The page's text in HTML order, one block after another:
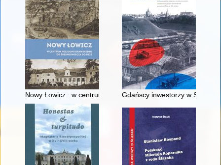
Nowy Łowicz : w centrum poligonu drawskiego od
Gdańscy inwestorzy w